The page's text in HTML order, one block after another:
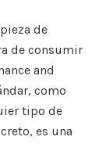
de
de consumir
and
como
tipo de
es una